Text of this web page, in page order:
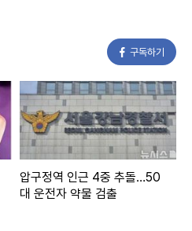
구독하기
압구정역 인근 4중 추돌…50
대 운전자 약물 검출